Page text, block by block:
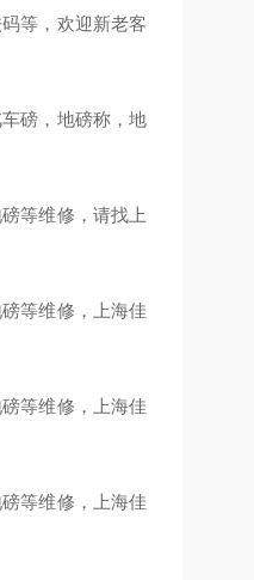
等，欢迎新老客
磅，地磅称，地
等维修，请找上
等维修，上海佳
等维修，上海佳
等维修，上海佳